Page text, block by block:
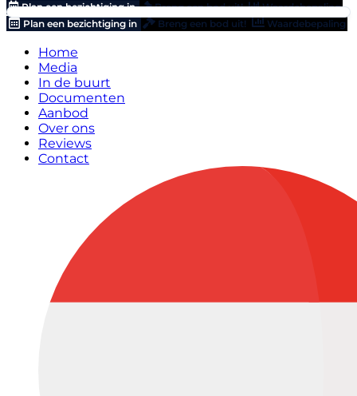
Plan een bezichtiging in Breng een bod uit!
Waardebepaling
Plan een bezichtiging in
Breng een bod uit! Waardebepaling
Home
Media
In de buurt
Documenten
Aanbod
Over ons
Reviews
Contact